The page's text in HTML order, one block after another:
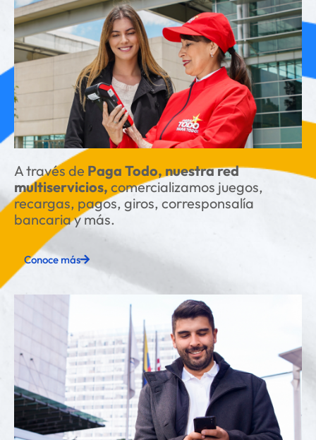
A través de Paga Todo, nuestra red
multiservicios, comercializamos juegos,
recargas, pagos, giros, corresponsalía
bancaria y más.
Conoce más